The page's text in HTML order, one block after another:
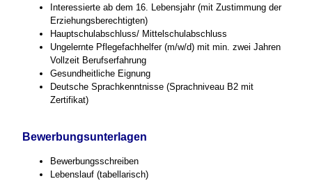
Interessierte ab dem 16. Lebensjahr (mit Zustimmung der
Erziehungsberechtigten)
Hauptschulabschluss/ Mittelschulabschluss
Ungelernte Pflegefachhelfer (m/w/d) mit min. zwei Jahren
Vollzeit Berufserfahrung
Gesundheitliche Eignung
Deutsche Sprachkenntnisse (Sprachniveau B2 mit
Zertifikat)
Bewerbungsunterlagen
Bewerbungsschreiben
Lebenslauf (tabellarisch)